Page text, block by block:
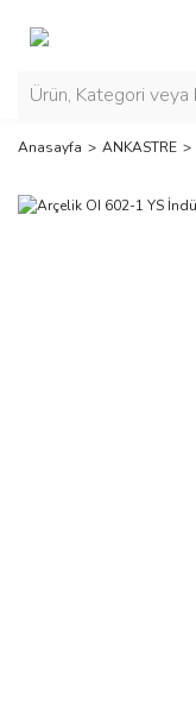
Anasayfa ANKASTRE